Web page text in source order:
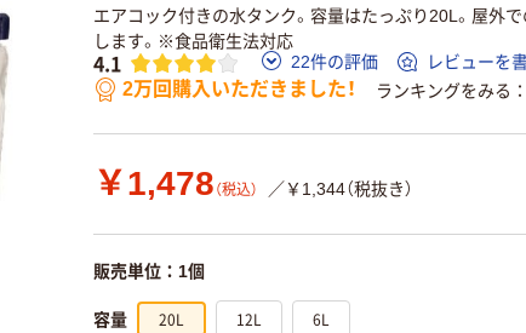
エアコック付きの水タンク。容量はたっぷり20L。屋外
します。※食品衛生法対応
4.1 22件の評価 レビューを
2万回購入いただきました！ ランキングをみる
￥1,478 （税込） ／￥1,344（税抜き）
販売単位：1個
容量 20L 12L 6L